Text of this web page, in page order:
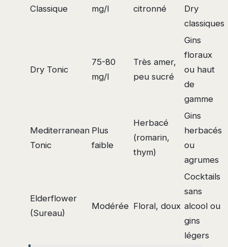
Classique
mg/l
citronné
Dry
classiques
Dry Tonic
75-80
mg/l
Très amer,
peu sucré
Gins
floraux
ou haut
de
gamme
Mediterranean
Tonic
Plus
faible
Herbacé
(romarin,
thym)
Gins
herbacés
ou
agrumes
Elderflower
(Sureau)
Modérée Floral, doux
Cocktails
sans
alcool ou
gins
légers